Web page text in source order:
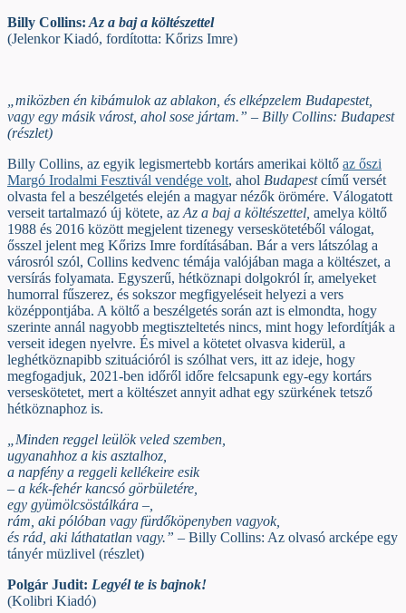
Billy Collins: Az a baj a költészettel
(Jelenkor Kiadó, fordította: Kőrizs Imre)
„miközben én kibámulok az ablakon, és elképzelem Budapestet,
vagy egy másik várost, ahol sose jártam.” – Billy Collins: Budapest
(részlet)
Billy Collins, az egyik legismertebb kortárs amerikai költő az őszi
Margó Irodalmi Fesztivál vendége volt, ahol Budapestcímű versét
olvasta fel a beszélgetés elején a magyar nézők örömére. Válogatott
verseit tartalmazó új kötete, az Az a baj a költészettel, amelya költő
1988 és 2016 között megjelent tizenegy verseskötetéből válogat,
ősszel jelent meg Kőrizs Imre fordításában. Bár a vers látszólag a
városról szól, Collins kedvenc témája valójában maga a költészet, a
versírás folyamata. Egyszerű, hétköznapi dolgokról ír, amelyeket
humorral fűszerez, és sokszor megfigyeléseit helyezi a vers
középpontjába. A költő a beszélgetés során azt is elmondta, hogy
szerinte annál nagyobb megtiszteltetés nincs, mint hogy lefordítják a
verseit idegen nyelvre. És mivel a kötetet olvasva kiderül, a
leghétköznapibb szituációról is szólhat vers, itt az ideje, hogy
megfogadjuk, 2021-ben időről időre felcsapunk egy-egy kortárs
verseskötetet, mert a költészet annyit adhat egy szürkének tetsző
hétköznaphoz is.
„Minden reggel leülök veled szemben,
ugyanahhoz a kis asztalhoz,
a napfény a reggeli kellékeire esik
– a kék-fehér kancsó görbületére,
egy gyümölcsöstálkára –,
rám, aki pólóban vagy fürdőköpenyben vagyok,
és rád, aki láthatatlan vagy.” – Billy Collins: Az olvasó arcképe egy
tányér müzlivel (részlet)
Polgár Judit: Legyél te is bajnok!
(Kolibri Kiadó)